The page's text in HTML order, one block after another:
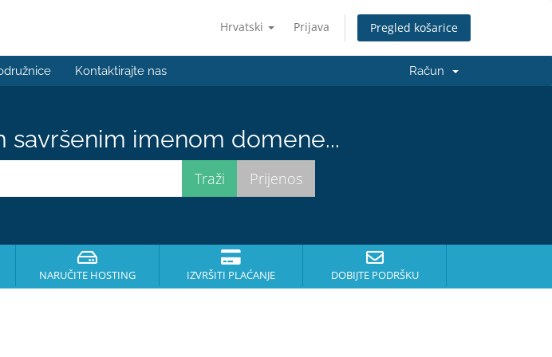
Hrvatski Prijava Pregled košarice
Kontaktirajte nas Račun
imenom domene...
NARUČITE HOSTING IZVRŠITI PLAĆANJE DOBIJTE PODRŠKU